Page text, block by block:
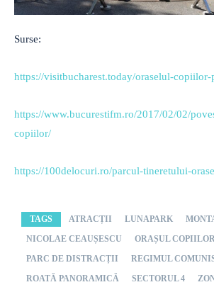
Surse:
https://visitbucharest.today/oraselul-copiilor-
https://www.bucurestifm.ro/2017/02/02/
copiilor/
https://100delocuri.ro/parcul-tineretului-
TAGS ATRACȚII LUNAPARK
NICOLAE CEAUȘESCU
ORAȘUL COPIILOR
PARC DE DISTRACȚII
REGIMUL
ROATĂ PANORAMICĂ
SECTORUL 4